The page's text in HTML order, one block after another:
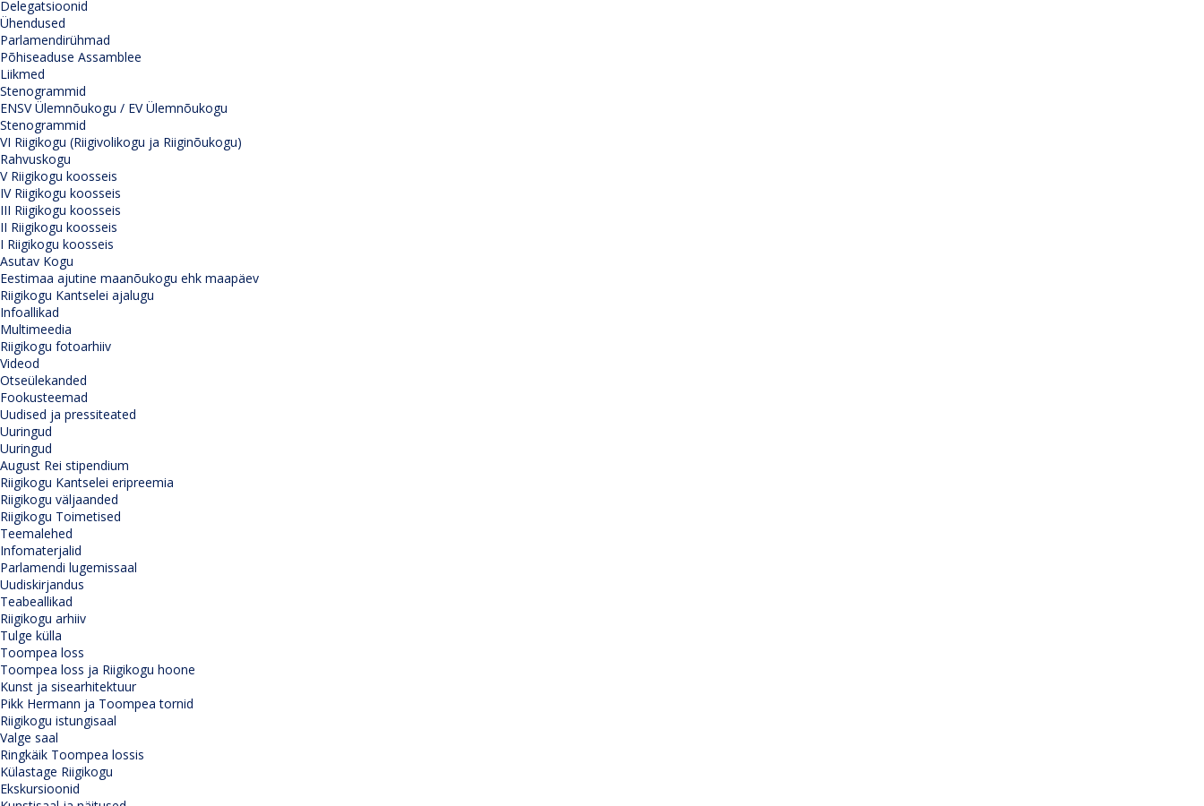
Delegatsioonid
Ühendused
Parlamendirühmad
Põhiseaduse Assamblee
Liikmed
Stenogrammid
ENSV Ülemnõukogu / EV Ülemnõukogu
Stenogrammid
VI Riigikogu (Riigivolikogu ja Riiginõukogu)
Rahvuskogu
V Riigikogu koosseis
IV Riigikogu koosseis
III Riigikogu koosseis
II Riigikogu koosseis
I Riigikogu koosseis
Asutav Kogu
Eestimaa ajutine maanõukogu ehk maapäev
Riigikogu Kantselei ajalugu
Infoallikad
Multimeedia
Riigikogu fotoarhiiv
Videod
Otseülekanded
Fookusteemad
Uudised ja pressiteated
Uuringud
Uuringud
August Rei stipendium
Riigikogu Kantselei eripreemia
Riigikogu väljaanded
Riigikogu Toimetised
Teemalehed
Infomaterjalid
Parlamendi lugemissaal
Uudiskirjandus
Teabeallikad
Riigikogu arhiiv
Tulge külla
Toompea loss
Toompea loss ja Riigikogu hoone
Kunst ja sisearhitektuur
Pikk Hermann ja Toompea tornid
Riigikogu istungisaal
Valge saal
Ringkäik Toompea lossis
Külastage Riigikogu
Ekskursioonid